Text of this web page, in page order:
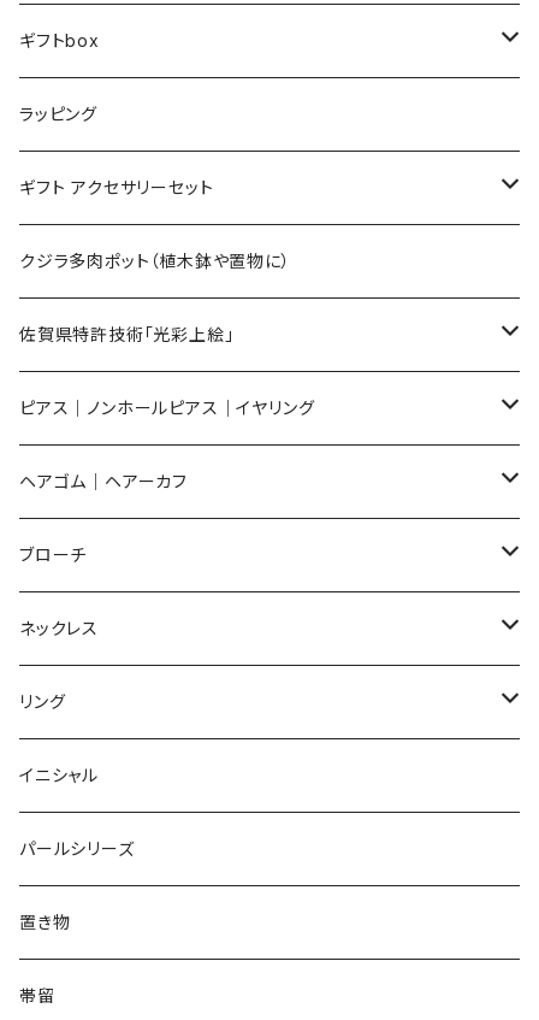
ギフトbox
Lサイズ
Mサイズ
Sサイズ
ラッピング
ギフト アクセサリーセット
flower
メンズ ギフトセット
クジラ多肉ポット（植木鉢や置物に）
佐賀県特許技術「光彩上絵」
ピアス
イヤリング
ノンホールピアス
ヘアゴム
ブローチ
ネックレス
リング
ピアス｜ノンホールピアス｜イヤリング
ピアス
Flower
Dot
てんとう虫
ノンホールピアス
Flower
Dot
イヤリング
Flower
Round
ヘアゴム｜ヘアーカフ
Flower
Round
Square
てんとう虫
Animal
うさぎ
パンダ
鏡
Pattern
ブローチ
Flower
Animal
猫
犬
Lips
鏡
Pattern
house
ネックレス
Flower
Animal
てんとう虫
Food
Pattern
リング
Flower
Round
てんとう虫
animal
イニシャル
パールシリーズ
置き物
帯留